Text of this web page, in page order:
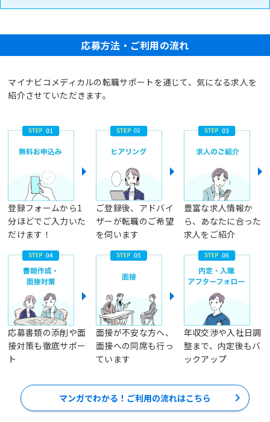
応募方法・ご利用の流れ
マイナビコメディカルの転職サポートを通じて、気になる求人を
紹介させていただきます。
登録フォームから1
分ほどでご入力いた
だけます！
ご登録後、アドバイ
ザーが転職のご希望
を伺います
豊富な求人情報か
ら、あなたに合った
求人をご紹介
応募書類の添削や面
接対策も徹底サポー
ト
面接が不安な方へ、
面接への同席も行っ
ています
年収交渉や入社日調
整まで、内定後もバ
ックアップ
マンガでわかる！ご利用の流れはこちら